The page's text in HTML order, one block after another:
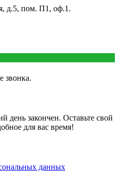
д.5, пом. П1, оф.1.
звонка.
день закончен. Оставьте свой
для вас время!
данных